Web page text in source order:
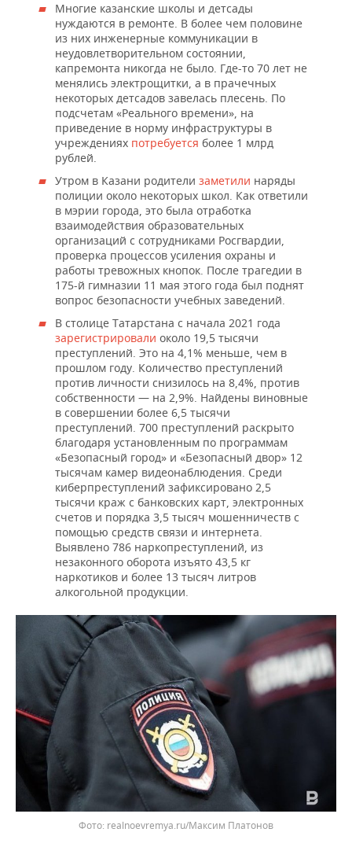
Многие казанские школы и детсады
нуждаются в ремонте. В более чем половине
из них инженерные коммуникации в
неудовлетворительном состоянии,
капремонта никогда не было. Где-то 70 лет не
менялись электрощитки, а в прачечных
некоторых детсадов завелась плесень. По
подсчетам «Реального времени», на
приведение в норму инфраструктуры в
учреждениях потребуется более 1 млрд
рублей.
Утром в Казани родители заметили наряды
полиции около некоторых школ. Как ответили
в мэрии города, это была отработка
взаимодействия образовательных
организаций с сотрудниками Росгвардии,
проверка процессов усиления охраны и
работы тревожных кнопок. После трагедии в
175-й гимназии 11 мая этого года был поднят
вопрос безопасности учебных заведений.
В столице Татарстана с начала 2021 года
зарегистрировали около 19,5 тысячи
преступлений. Это на 4,1% меньше, чем в
прошлом году. Количество преступлений
против личности снизилось на 8,4%, против
собственности — на 2,9%. Найдены виновные
в совершении более 6,5 тысячи
преступлений. 700 преступлений раскрыто
благодаря установленным по программам
«Безопасный город» и «Безопасный двор» 12
тысячам камер видеонаблюдения. Среди
киберпреступлений зафиксировано 2,5
тысячи краж с банковских карт, электронных
счетов и порядка 3,5 тысяч мошенничеств с
помощью средств связи и интернета.
Выявлено 786 наркопреступлений, из
незаконного оборота изъято 43,5 кг
наркотиков и более 13 тысяч литров
алкогольной продукции.
realnoevremya.ru/Максим Платонов